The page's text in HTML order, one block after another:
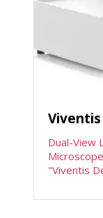
Dual-View
Microscope
"Viventis
상태로 배양하면서, 한번
영